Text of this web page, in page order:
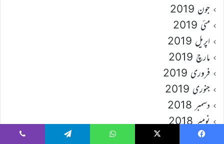
جون 2019
مئی 2019
اپریل 2019
مارچ 2019
فروری 2019
جنوری 2019
دسمبر 2018
نومبر 2018
اکتوبر 2018